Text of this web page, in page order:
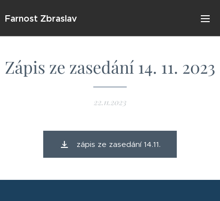
Farnost Zbraslav
Zápis ze zasedání 14. 11. 2023
22.11.2023
zápis ze zasedání 14.11.